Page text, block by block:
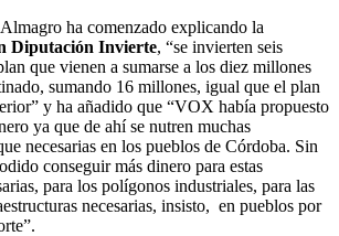
ha comenzado explicando la
Diputación Invierte, “se invierten seis
que vienen a sumarse a los diez millones
sumando 16 millones, igual que el plan
y ha añadido que “VOX había propuesto
ya que de ahí se nutren muchas
necesarias en los pueblos de Córdoba. Sin
conseguir más dinero para estas
para los polígonos industriales, para las
necesarias, insisto, en pueblos por